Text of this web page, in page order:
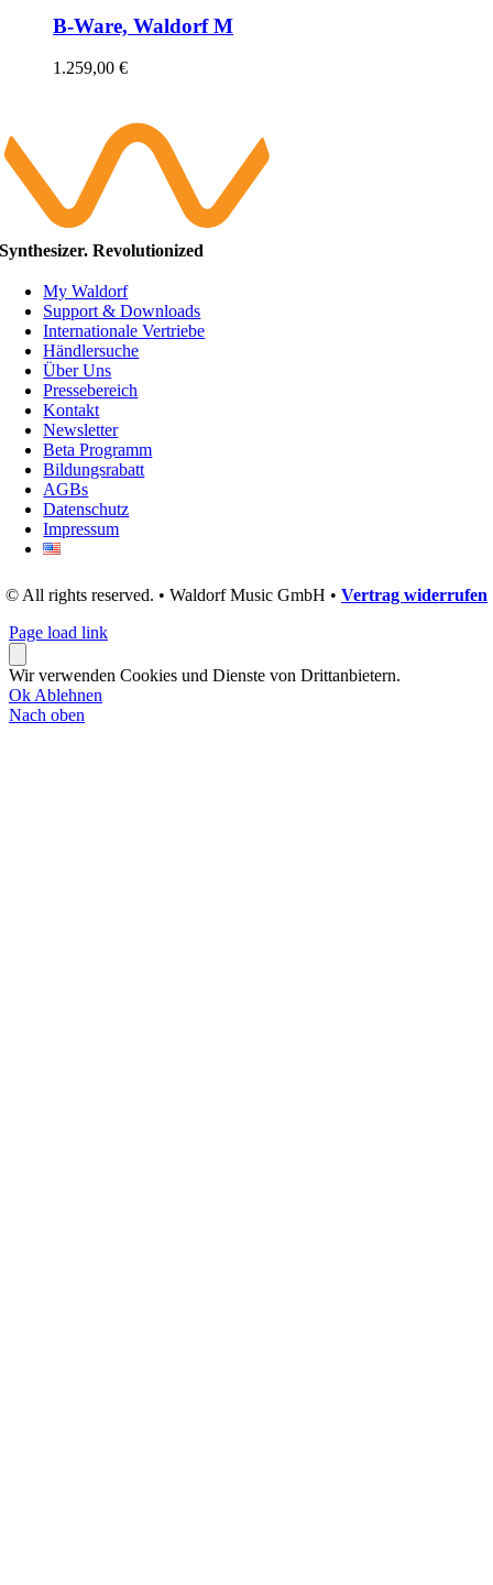
B-Ware, Waldorf M
1.259,00 €
Synthesizer. Revolutionized
My Waldorf
Support & Downloads
Internationale Vertriebe
Händlersuche
Über Uns
Pressebereich
Kontakt
Newsletter
Beta Programm
Bildungsrabatt
AGBs
Datenschutz
Impressum
© All rights reserved. • Waldorf Music GmbH • Vertrag widerrufen
Page load link
Wir verwenden Cookies und Dienste von Drittanbietern.
Ok Ablehnen
Nach oben